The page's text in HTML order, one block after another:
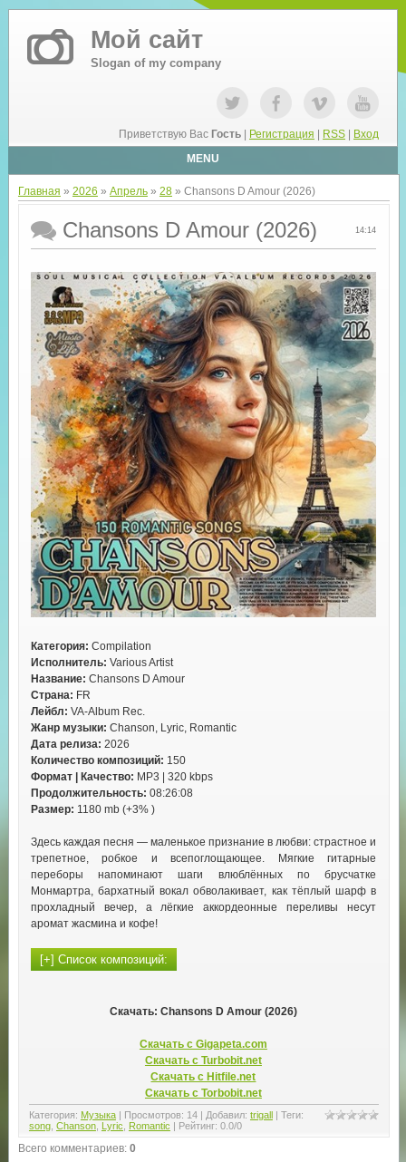
Мой сайт
Slogan of my company
Приветствую Вас Гость Регистрация RSS
Вход
MENU
Главная » 2026 » Апрель » 28» Chansons D Amour (2026)
14:14
Chansons D Amour (2026)
Категория: Compilation
Исполнитель: Various Artist
Название: Chansons D Amour
Страна: FR
Лейбл: VA-Album Rec.
Жанр музыки: Chanson, Lyric, Romantic
Дата релиза: 2026
Количество композиций: 150
Формат | Качество: MP3 | 320 kbps
Продолжительность: 08:26:08
Размер: 1180 mb (+3% )
Здесь каждая песня — маленькое признание в любви: страстное и
трепетное, робкое и всепоглощающее. Мягкие гитарные
переборы напоминают шаги влюблённых по брусчатке
Монмартра, бархатный вокал обволакивает, как тёплый шарф в
прохладный вечер, а лёгкие аккордеонные переливы несут
аромат жасмина и кофе!
Скачать: Chansons D Amour (2026)
Скачать с Gigapeta.com
Скачать с Turbobit.net
Скачать с Hitfile.net
Скачать с Torbobit.net
Категория: Музыка| Просмотров: 14| Добавил: trigall | Теги:
song, Chanson, Lyric Romantic | Рейтинг: 0.0/0
Всего комментариев: 0